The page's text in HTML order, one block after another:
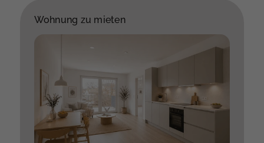
Wohnung zu mieten